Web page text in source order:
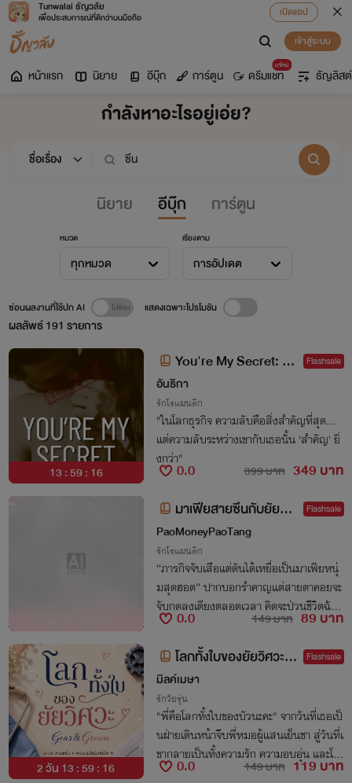
Tunwalai ธัญวลัย
เพื่อประสบการณ์ที่ดีกว่าบนมือถือ
เปิดแอป
เข้าสู่ระบบ
หน้าแรก นิยาย อีบุ๊ก การ์ตูน
มาใหม่
ดรีมแชท ธัญลิสต์
กำลังหาอะไรอยู่เอ่ย?
นิยาย อีบุ๊ก การ์ตูน
หมวด
ทุกหมวด
เรียงตาม
การอัปเดต
ผลลัพธ์191 รายการ
ซ่อนผลงานที่ใช้ปก AI แสดงเฉพาะโปรโมชัน
13 : 59 : 15
You're My Secret: ร้า
ยนัก จะรักให้ตาย เล่ม 2
Flashsale
อันธิกา
รักโรแมนติก
"ในโลกธุรกิจ ความลับคือสิ่งสำคัญที่สุด...
แต่ความลับระหว่างเขากับเธอนั้น 'สำคัญ' ยิ่
งกว่า"
0.0 399 บาท 349 บาท
มาเฟียสายซึนกับยัยตัว
ป่วนฝึกหัด
Flashsale
PaoMoneyPaoTang
รักโรแมนติก
“ภารกิจจับเสือแต่ดันได้เหยื่อเป็นมาเฟียหนุ่
มสุดฮอต” ปากบอกรำคาญแต่สายตาคอยจะ
จับกดลงเตียงตลอดเวลา คิดจะป่วนชีวิตฉันแ
ล้วสะบัดก้นหนีเหรอฝันไปเถอะ ยัยตัวแสบ คื
นนี้ชุดนอนไม่ได้นอนของเธอ มันจะไม่ได้นอ
นจริงๆ
0.0 149 บาท 89 บาท
2 วัน 13 : 59 : 15
โลกทั้งใบของยัยวิศวะ G
ear & Gown (เวย์xบัว)
Flashsale
มิลค์เมษา
รักวัยรุ่น
"พี่คือโลกทั้งใบของบัวนะคะ" จากวันที่เธอเป็
นฝ่ายเดินหน้าจีบพี่หมอผู้แสนเย็นชา สู่วันที่เ
ขากลายเป็นทั้งความรัก ความอบอุ่น และโล
กทั้งใบของเธอ
0.0 149 บาท 119 บาท